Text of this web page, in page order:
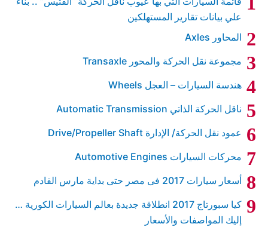
علي بيانات تقارير المستهلكين
المحاور Axles
مجموعة نقل الحركة والمحور Transaxle
هندسة السيارات – العجل Wheels
ناقل الحركة الذاتي Automatic Transmission
عمود نقل الحركة/ الإدارة Drive/Propeller Shaft
محركات السيارات Automotive Engines
أسعار سيارات 2017 فى مصر حتى بداية مارس القادم
كيا سبورتاج 2017 انطلاقة جديدة بعالم السيارات الكورية …
إليك المواصفات والأسعار